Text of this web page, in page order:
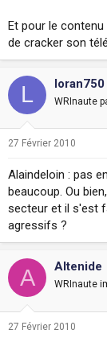
Et pour le
de cracker son
L loran750
WRInaute
27 Février 2010
Alaindeloin : pas
beaucoup. Ou
secteur et il s'est
agressifs ?
A Altenide
WRInaute
27 Février 2010